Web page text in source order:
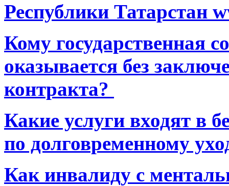
Республики Татарстан
Кому государственная
оказывается без
контракта?
Какие услуги входят в
по долговременному
Как инвалиду с